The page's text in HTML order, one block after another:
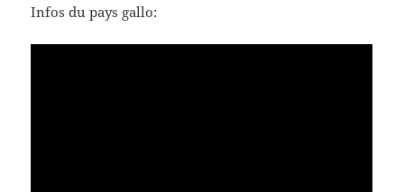
Infos du pays gallo: